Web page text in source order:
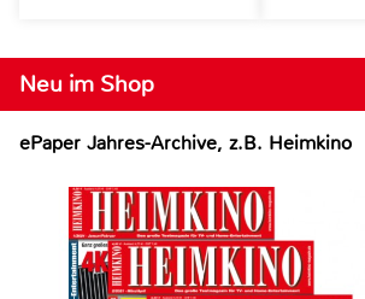
Neu im Shop
ePaper Jahres-Archive, z.B. Heimkino